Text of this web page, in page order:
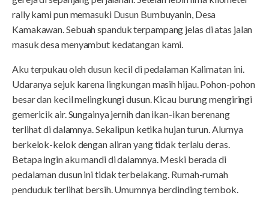
rally kami pun memasuki Dusun Bumbuyanin, Desa
Kamakawan. Sebuah spanduk terpampang jelas di atas jalan
masuk desa menyambut kedatangan kami.
Aku terpukau oleh dusun kecil di pedalaman Kalimatan ini.
Udaranya sejuk karena lingkungan masih hijau. Pohon-pohon
besar dan kecil melingkungi dusun. Kicau burung mengiringi
gemericik air. Sungainya jernih dan ikan-ikan berenang
terlihat di dalamnya. Sekalipun ketika hujan turun. Alurnya
berkelok-kelok dengan aliran yang tidak terlalu deras.
Betapa ingin aku mandi di dalamnya. Meski berada di
pedalaman dusun ini tidak terbelakang. Rumah-rumah
penduduk terlihat bersih. Umumnya berdinding tembok.